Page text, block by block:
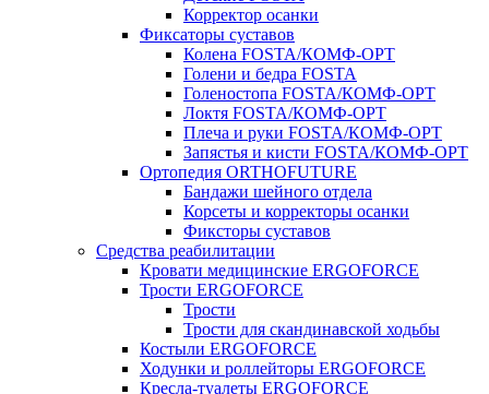
Корректор осанки
Фиксаторы суставов
Колена FOSTA/КОМФ-ОРТ
Голени и бедра FOSTA
Голеностопа FOSTA/КОМФ-ОРТ
Локтя FOSTA/КОМФ-ОРТ
Плеча и руки FOSTA/КОМФ-ОРТ
Запястья и кисти FOSTA/КОМФ-ОРТ
Ортопедия ORTHOFUTURE
Бандажи шейного отдела
Корсеты и корректоры осанки
Фиксторы суставов
Средства реабилитации
Кровати медицинские ERGOFORCE
Трости ERGOFORCE
Трости
Трости для скандинавской ходьбы
Костыли ERGOFORCE
Ходунки и роллейторы ERGOFORCE
Кресла-туалеты ERGOFORCE